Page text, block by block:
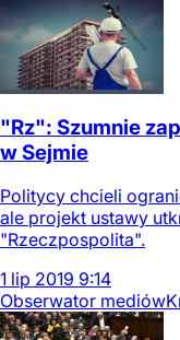
"Rz": Szumnie
w Sejmie
Politycy chcieli
ale projekt ustawy
"Rzeczpospolita".
1 lip 2019 9:14
Obserwator mediów